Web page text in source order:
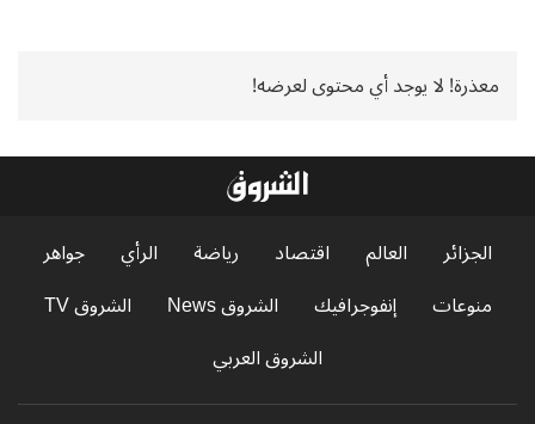
معذرة! لا يوجد أي محتوى لعرضه!
الجزائر العالم اقتصاد رياضة الرأي
جواهر
منوعات
إنفوجرافيك الشروق News
الشروق TV
الشروق العربي